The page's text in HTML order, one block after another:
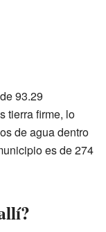
93.29
tierra firme, lo
de agua dentro
es de 274